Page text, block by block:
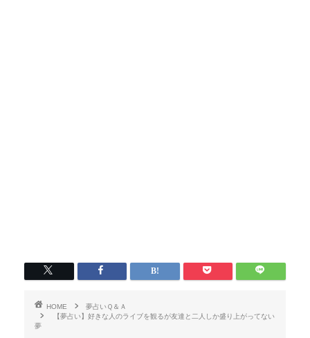
HOME
夢占いＱ＆Ａ
【夢占い】好きな人のライブを観るが友達と二人しか盛り上がってない
夢